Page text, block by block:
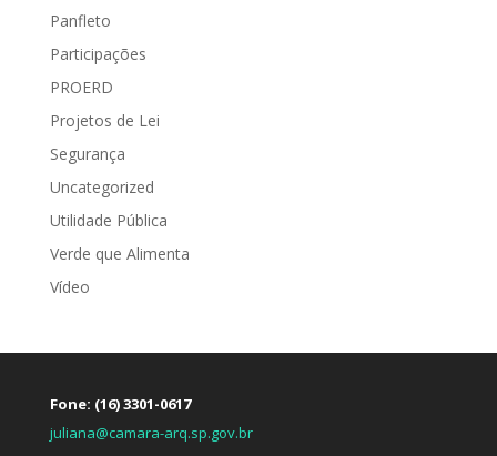
Panfleto
Participações
PROERD
Projetos de Lei
Segurança
Uncategorized
Utilidade Pública
Verde que Alimenta
Vídeo
Fone: (16) 3301-0617
juliana@camara-arq.sp.gov.br